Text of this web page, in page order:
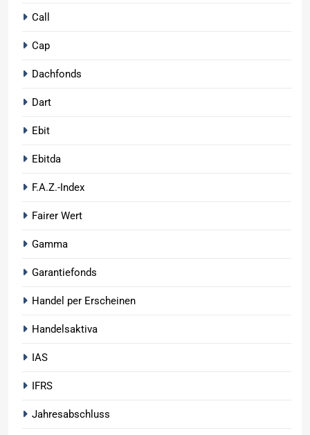
Call
Cap
Dachfonds
Dart
Ebit
Ebitda
F.A.Z.-Index
Fairer Wert
Gamma
Garantiefonds
Handel per Erscheinen
Handelsaktiva
IAS
IFRS
Jahresabschluss